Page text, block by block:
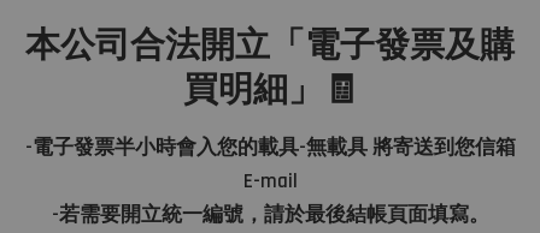
本公司合法開立「電子發票及購
買明細」🧾
-電子發票半小時會入您的載具-無載具 將寄送到您信箱
E-mail
-若需要開立統一編號，請於最後結帳頁面填寫。